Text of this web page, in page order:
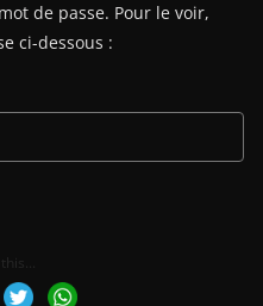
de passe. Pour le voir,
ci-dessous :